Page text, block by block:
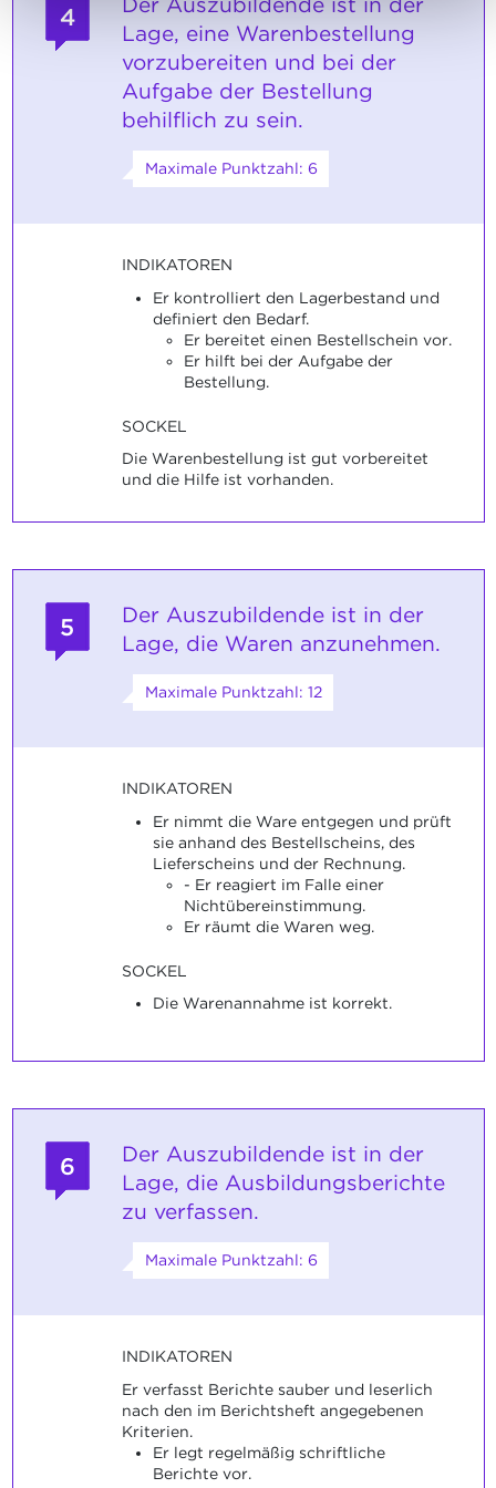
4
Lage, eine Warenbestellung
vorzubereiten und bei der
Aufgabe der Bestellung
behilflich zu sein.
Maximale Punktzahl: 6
INDIKATOREN
Er kontrolliert den Lagerbestand und
definiert den Bedarf.
Er bereitet einen Bestellschein vor.
Er hilft bei der Aufgabe der
Bestellung.
SOCKEL
Die Warenbestellung ist gut vorbereitet
und die Hilfe ist vorhanden.
5
Der Auszubildende ist in der
Lage, die Waren anzunehmen.
Maximale Punktzahl: 12
INDIKATOREN
Er nimmt die Ware entgegen und prüft
sie anhand des Bestellscheins, des
Lieferscheins und der Rechnung.
- Er reagiert im Falle einer
Nichtübereinstimmung.
Er räumt die Waren weg.
SOCKEL
Die Warenannahme ist korrekt.
6
Der Auszubildende ist in der
Lage, die Ausbildungsberichte
zu verfassen.
Maximale Punktzahl: 6
INDIKATOREN
Er verfasst Berichte sauber und leserlich
nach den im Berichtsheft angegebenen
Kriterien.
Er legt regelmäßig schriftliche
Berichte vor.